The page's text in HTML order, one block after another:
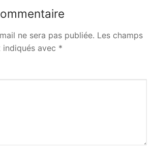
ne sera pas publiée. Les champs
avec *